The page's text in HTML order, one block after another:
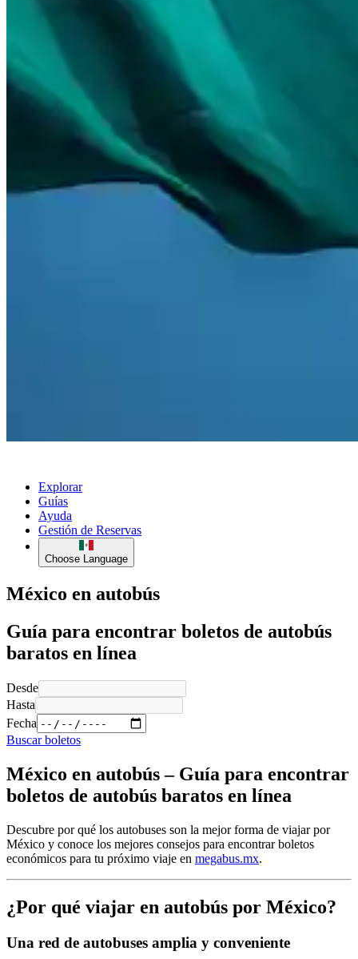
Explorar
Guías
Ayuda
Gestión de Reservas
Choose Language
México en autobús
Guía para encontrar boletos de autobús
baratos en línea
Desde
Hasta
Fecha
Buscar boletos
México en autobús – Guía para encontrar
boletos de autobús baratos en línea
Descubre por qué los autobuses son la mejor forma de viajar por
México y conoce los mejores consejos para encontrar boletos
económicos para tu próximo viaje en megabus.mx.
¿Por qué viajar en autobús por México?
Una red de autobuses amplia y conveniente